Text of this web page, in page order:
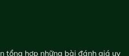
tổng hợp những bài đánh giá uy